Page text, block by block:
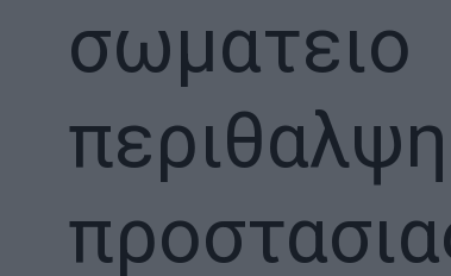
σωματειο